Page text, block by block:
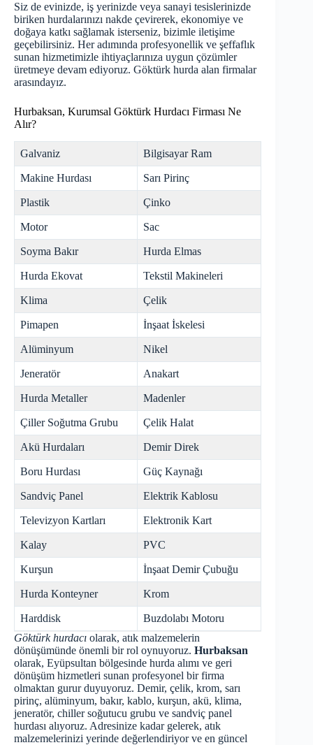
Siz de evinizde, iş yerinizde veya sanayi tesislerinizde
biriken hurdalarınızı nakde çevirerek, ekonomiye ve
doğaya katkı sağlamak isterseniz, bizimle iletişime
geçebilirsiniz. Her adımında profesyonellik ve şeffaflık
sunan hizmetimizle ihtiyaçlarınıza uygun çözümler
üretmeye devam ediyoruz. Göktürk hurda alan firmalar
arasındayız.
Hurbaksan, Kurumsal Göktürk Hurdacı Firması Ne
Alır?
Galvaniz Bilgisayar Ram
Makine Hurdası Sarı Pirinç
Plastik Çinko
Motor Sac
Soyma Bakır Hurda Elmas
Hurda Ekovat Tekstil Makineleri
Klima Çelik
Pimapen İnşaat İskelesi
Alüminyum Nikel
Jeneratör Anakart
Hurda Metaller Madenler
Çiller Soğutma Grubu Çelik Halat
Akü Hurdaları Demir Direk
Boru Hurdası Güç Kaynağı
Sandviç Panel Elektrik Kablosu
Televizyon Kartları Elektronik Kart
Kalay PVC
Kurşun İnşaat Demir Çubuğu
Hurda Konteyner Krom
Harddisk
Buzdolabı Motoru
Göktürk hurdacı olarak, atık malzemelerin
dönüşümünde önemli bir rol oynuyoruz. Hurbaksan
olarak, Eyüpsultan bölgesinde hurda alımı ve geri
dönüşüm hizmetleri sunan profesyonel bir firma
olmaktan gurur duyuyoruz. Demir, çelik, krom, sarı
pirinç, alüminyum, bakır, kablo, kurşun, akü, klima,
jeneratör, chiller soğutucu grubu ve sandviç panel
hurdası alıyoruz. Adresinize kadar gelerek, atık
malzemelerinizi yerinde değerlendiriyor ve en güncel